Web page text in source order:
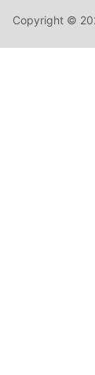
Copyright ©